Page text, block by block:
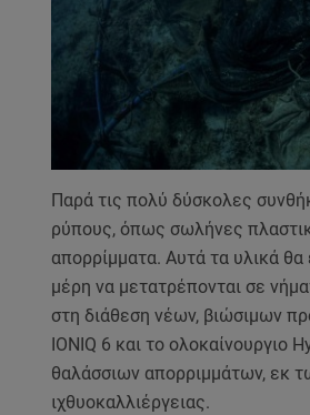
Παρά τις πολύ δύσκολες
ρύπους, όπως σωλήνες
απορρίμματα. Αυτά τα υλικά
μέρη να μετατρέπονται σε
στη διάθεση νέων, βιώσιμων
IONIQ 6 και το ολοκαίνουργιο
θαλάσσιων απορριμμάτων, εκ
ιχθυοκαλλιέργειας.